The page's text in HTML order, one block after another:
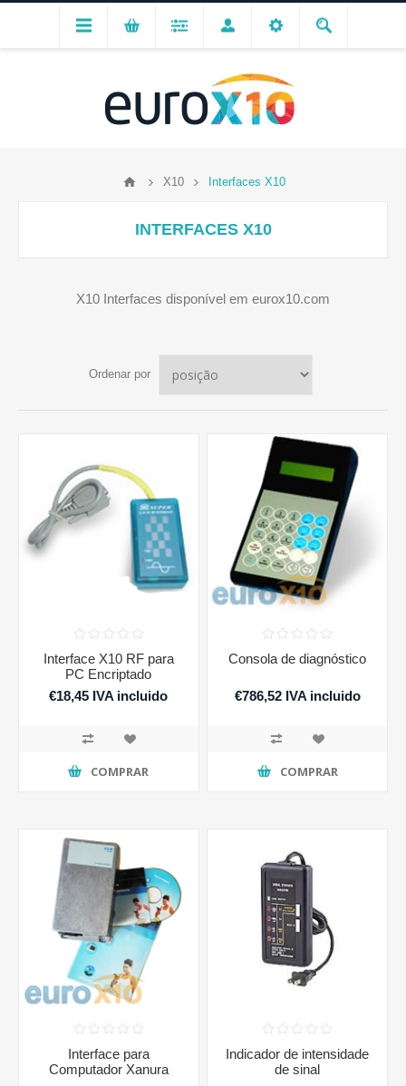
X10 Interfaces X10
INTERFACES X10
X10 Interfaces disponível em eurox10.com
Ordenar por
Interface X10 RF para
PC Encriptado
€18,45 IVA incluido
COMPRAR
Consola de diagnóstico
€786,52 IVA incluido
COMPRAR
Interface para
Computador Xanura
Indicador de intensidade
de sinal